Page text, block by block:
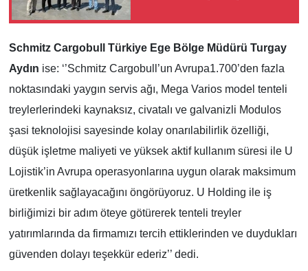
Schmitz Cargobull Türkiye Ege Bölge Müdürü Turgay
Aydın ise: ‘’Schmitz Cargobull’un Avrupa1.700’den fazla
noktasındaki yaygın servis ağı, Mega Varios model tenteli
treylerlerindeki kaynaksız, civatalı ve galvanizli Modulos
şasi teknolojisi sayesinde kolay onarılabilirlik özelliği,
düşük işletme maliyeti ve yüksek aktif kullanım süresi ile U
Lojistik’in Avrupa operasyonlarına uygun olarak maksimum
üretkenlik sağlayacağını öngörüyoruz. U Holding ile iş
birliğimizi bir adım öteye götürerek tenteli treyler
yatırımlarında da firmamızı tercih ettiklerinden ve duydukları
güvenden dolayı teşekkür ederiz’’ dedi.